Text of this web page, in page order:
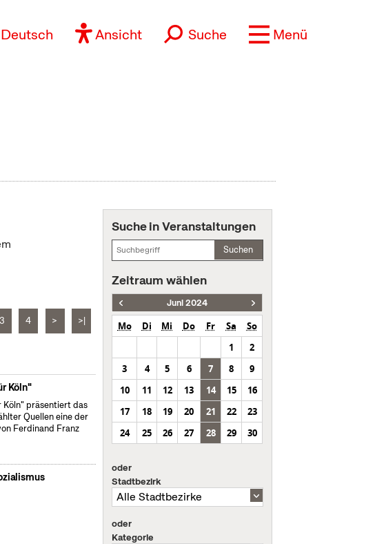
Deutsch Ansicht Suche Menü
3 4 > >|
Köln"
Köln" präsentiert das
Quellen eine der
Ferdinand Franz
Suche in Veranstaltungen
Suchen
Zeitraum wählen
Juni 2024
Mo Di Mi Do Fr Sa
So
1
2
3
4 5 6 7 8
9
10
11 12 13 14 15
16
17
18 19 20 21 22
23
24
25 26 27 28 29 30
oder
Stadtbezirk
oder
Kategorie